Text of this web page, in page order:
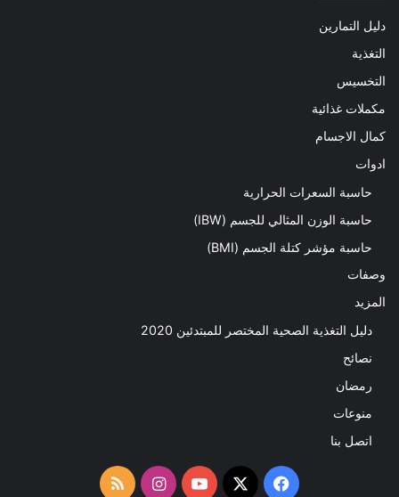
دليل التمارين
التغذية
التخسيس
مكملات غذائية
كمال الاجسام
ادوات
حاسبة السعرات الحرارية
حاسبة الوزن المثالي للجسم (IBW)
حاسبة مؤشر كتلة الجسم (BMI)
وصفات
المزيد
دليل التغذية الصحية المختصر للمبتدئين 2020​
نصائح
رمضان
منوعات
اتصل بنا
فيسبوك
‫X
‫YouTubeانستقرامملخص